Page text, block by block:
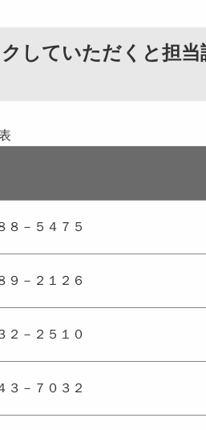
していただくと担当
８－５４７５
９－２１２６
２－２５１０
３－７０３２